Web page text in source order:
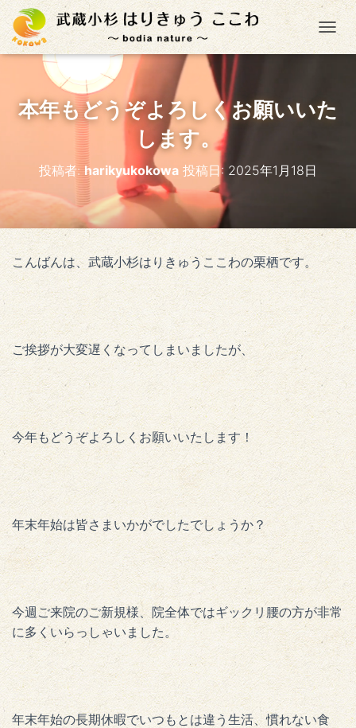
ナ
本年もどうぞよろしくお願いいた
します。
投稿者:harikyukokowa 投稿日: 2025年1月18日
こんばんは、武蔵小杉はりきゅうここわの栗栖です。
ご挨拶が大変遅くなってしまいましたが、
今年もどうぞよろしくお願いいたします！
年末年始は皆さまいかがでしたでしょうか？
今週ご来院のご新規様、院全体ではギックリ腰の方が非常
に多くいらっしゃいました。
年末年始の長期休暇でいつもとは違う生活、慣れない食